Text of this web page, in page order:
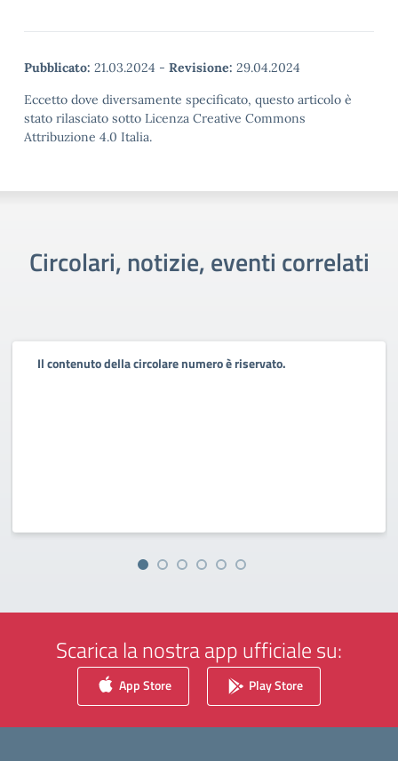
Pubblicato: 21.03.2024 - Revisione: 29.04.2024
Eccetto dove diversamente specificato, questo articolo è
stato rilasciato sotto Licenza Creative Commons
Attribuzione 4.0 Italia.
Circolari, notizie, eventi correlati
Il contenuto della circolare numero è riservato.
Scarica la nostra app ufficiale su:
App Store Play Store